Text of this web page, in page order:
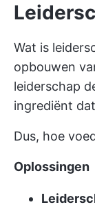
Wat is
opbouwen
leiderschap
ingrediënt
Dus, hoe
Oplossingen